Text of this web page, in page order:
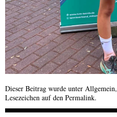
Dieser Beitrag wurde unter Allgemein,
Lesezeichen auf den Permalink.